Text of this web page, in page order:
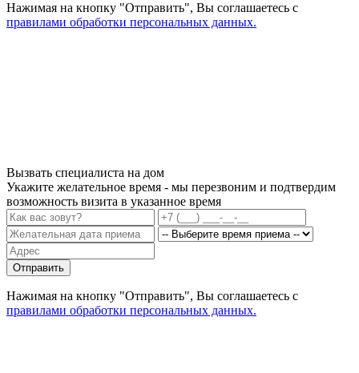
Нажимая на кнопку "Отправить", Вы соглашаетесь с
правилами обработки персональных данных.
Вызвать специалиста на дом
Укажите желательное время - мы перезвоним и подтвердим
возможность визита в указанное время
Отправить
Нажимая на кнопку "Отправить", Вы соглашаетесь с
правилами обработки персональных данных.